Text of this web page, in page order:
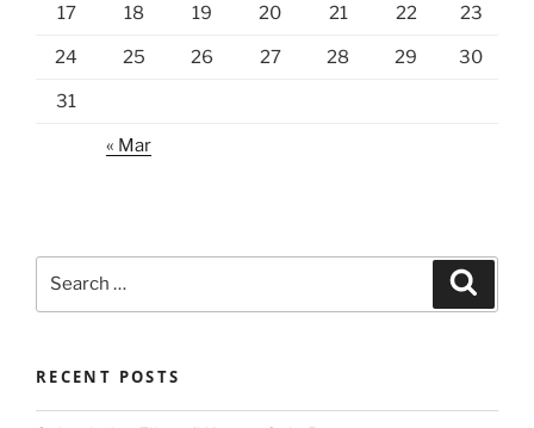
17 18 19 20 21 22 23
24 25 26 27 28 29 30
31
« Mar
RECENT POSTS